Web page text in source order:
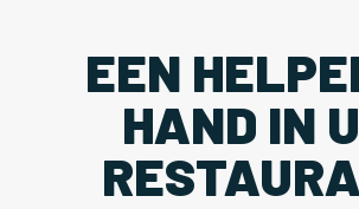
EEN
HAND IN